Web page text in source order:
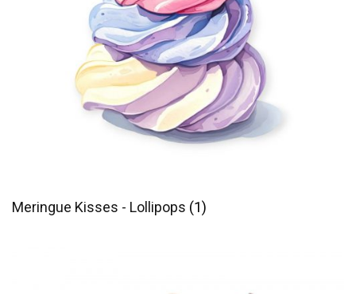
Meringue Kisses - Lollipops (1)